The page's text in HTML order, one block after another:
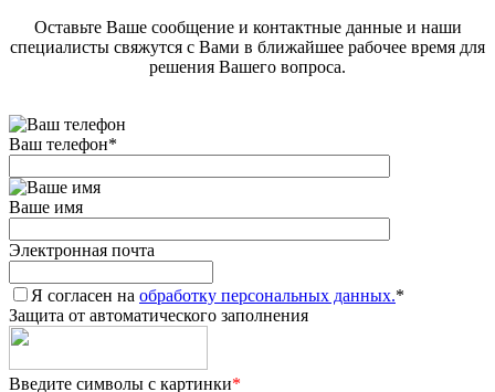
Оставьте Ваше сообщение и контактные данные и наши
специалисты свяжутся с Вами в ближайшее рабочее время для
решения Вашего вопроса.
Ваш телефон*
Ваше имя
Электронная почта
Я согласен на обработку персональных данных.*
Защита от автоматического заполнения
Введите символы с картинки*